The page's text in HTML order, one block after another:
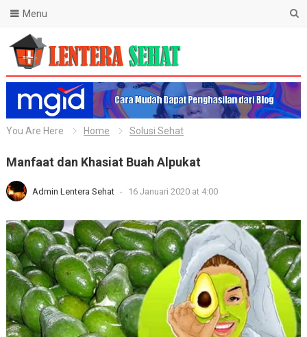
Lentera Sehat
Menu
You Are Here Home Solusi Sehat
Manfaat dan Khasiat Buah Alpukat
Admin Lentera Sehat - 16 Januari 2020 at 4:00